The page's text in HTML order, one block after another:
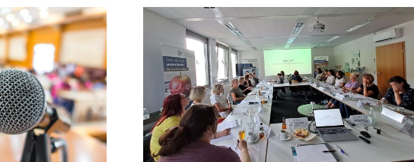
„Delegation
im
Praxisteam:
Ein
starker
Hebel
für
die
Sicherung
der
Versorgung“